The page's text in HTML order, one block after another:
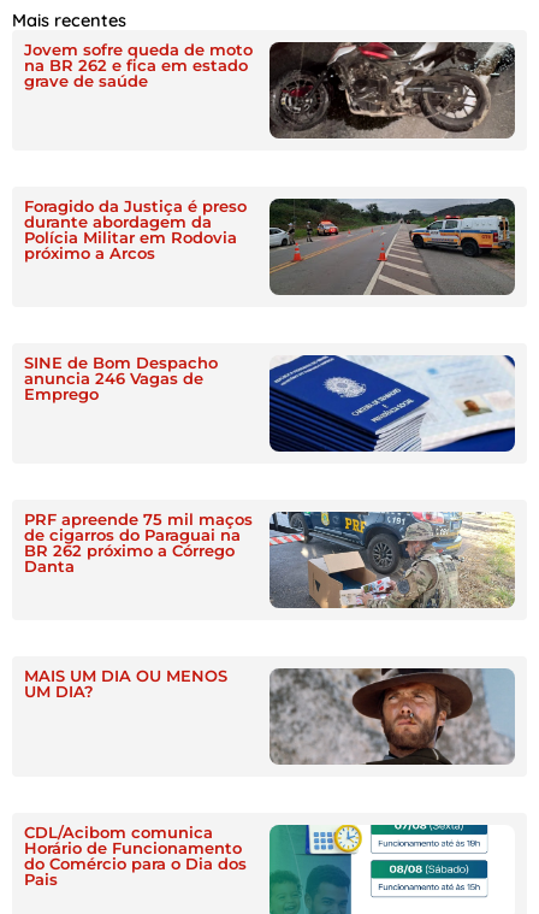
Mais recentes
Jovem sofre queda de moto
na BR 262 e fica em estado
grave de saúde
Foragido da Justiça é preso
durante abordagem da
Polícia Militar em Rodovia
próximo a Arcos
SINE de Bom Despacho
anuncia 246 Vagas de
Emprego
PRF apreende 75 mil maços
de cigarros do Paraguai na
BR 262 próximo a Córrego
Danta
MAIS UM DIA OU MENOS
UM DIA?
CDL/Acibom comunica
Horário de Funcionamento
do Comércio para o Dia dos
Pais